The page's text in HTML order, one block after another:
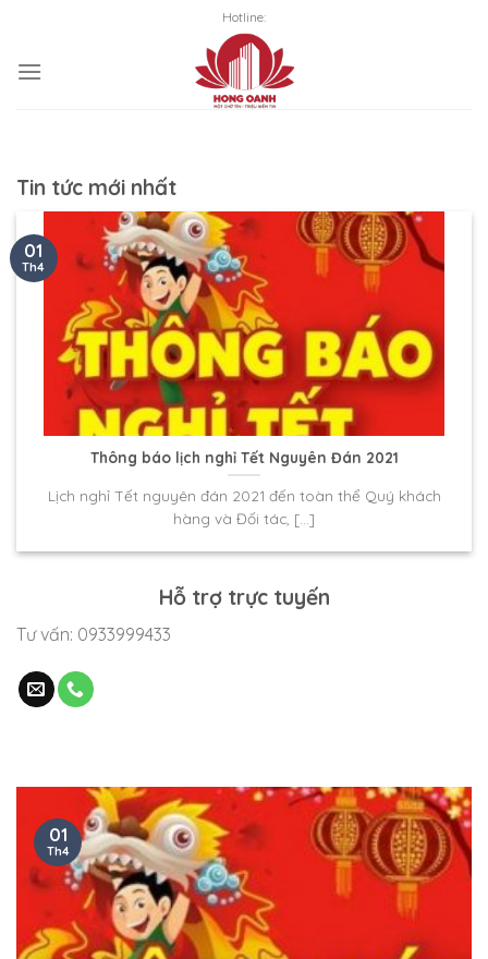
content
Hotline:
Tin tức mới nhất
Thông báo lịch nghỉ Tết Nguyên Đán 2021
Lịch nghỉ Tết nguyên đán 2021 đến toàn thể Quý khách
hàng và Đối tác, [...]
01
Th4
Hỗ trợ trực tuyến
Tư vấn: 0933999433
01
Th4